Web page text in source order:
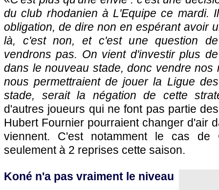
du club rhodanien à L'Equipe ce mardi.
obligation, de dire non en espérant avoir
là, c'est non, et c'est une question
vendrons pas. On vient d'investir plus
dans le nouveau stade, donc vendre nos
nous permettraient de jouer la Ligue
stade, serait la négation de cette
d'autres joueurs qui ne font pas partie
Hubert Fournier pourraient changer d'air
viennent. C'est notamment le cas de
seulement à 2 reprises cette saison.
Koné n'a pas vraiment le niveau